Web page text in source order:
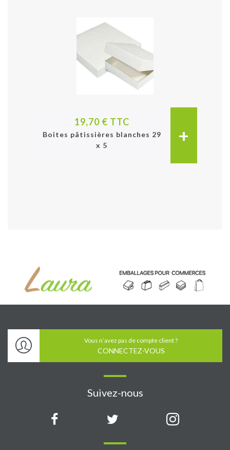
19,70 € TTC
Boites pâtissières blanches 29
x 5
+
Vous n’avez pas de compte client ?
CONNECTEZ-VOUS
Suivez-nous